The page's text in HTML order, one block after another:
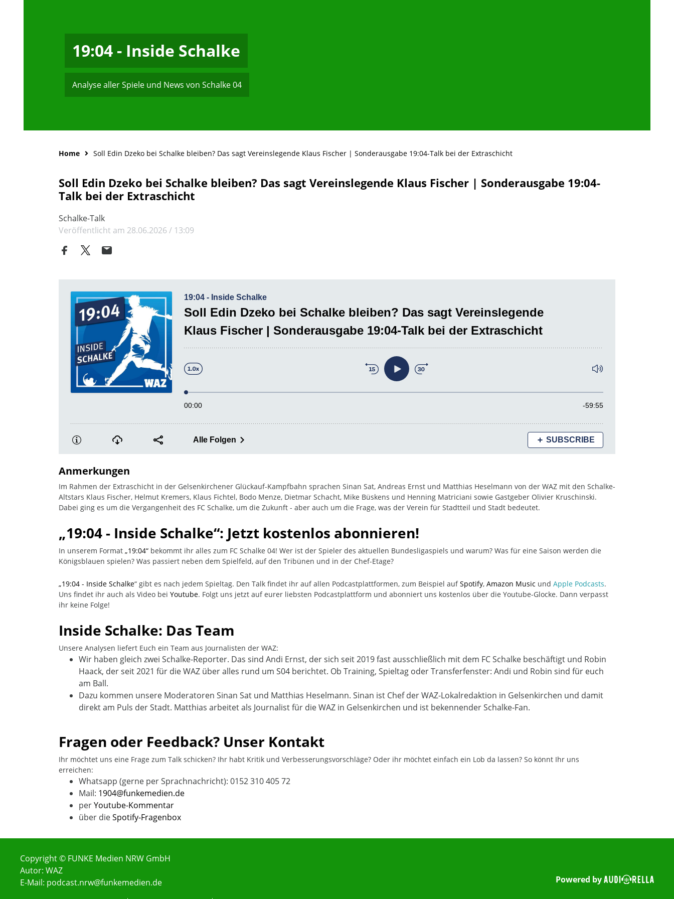
19:04 - Inside Schalke
Analyse aller Spiele und News von Schalke 04
Home Soll Edin Dzeko bei Schalke bleiben? Das sagt Vereinslegende Klaus Fischer | Sonderausgabe 19:04-Talk bei der Extraschicht
Soll Edin Dzeko bei Schalke bleiben? Das sagt Vereinslegende Klaus Fischer | Sonderausgabe 19:04-
Talk bei der Extraschicht
Schalke-Talk
Veröffentlicht am 28.06.2026 / 13:09
Anmerkungen
Im Rahmen der Extraschicht in der Gelsenkirchener Glückauf-Kampfbahn sprachen Sinan Sat, Andreas Ernst und Matthias Heselmann von der WAZ mit den Schalke-
Altstars Klaus Fischer, Helmut Kremers, Klaus Fichtel, Bodo Menze, Dietmar Schacht, Mike Büskens und Henning Matriciani sowie Gastgeber Olivier Kruschinski.
Dabei ging es um die Vergangenheit des FC Schalke, um die Zukunft - aber auch um die Frage, was der Verein für Stadtteil und Stadt bedeutet.
„19:04 - Inside Schalke“: Jetzt kostenlos abonnieren!
In unserem Format „19:04“ bekommt ihr alles zum FC Schalke 04! Wer ist der Spieler des aktuellen Bundesligaspiels und warum? Was für eine Saison werden die
Königsblauen spielen? Was passiert neben dem Spielfeld, auf den Tribünen und in der Chef-Etage?
„19:04 - Inside Schalke“ gibt es nach jedem Spieltag. Den Talk findet ihr auf allen Podcastplattformen, zum Beispiel aufSpotify, Amazon Music und Apple Podcasts.
Uns findet ihr auch als Video bei Youtube. Folgt uns jetzt auf eurer liebsten Podcastplattform und abonniert uns kostenlos über die Youtube-Glocke. Dann verpasst
ihr keine Folge!
Inside Schalke: Das Team
Unsere Analysen liefert Euch ein Team aus Journalisten der WAZ:
Wir haben gleich zwei Schalke-Reporter. Das sind Andi Ernst, der sich seit 2019 fast ausschließlich mit dem FC Schalke beschäftigt und Robin
Haack, der seit 2021 für die WAZ über alles rund um S04 berichtet. Ob Training, Spieltag oder Transferfenster: Andi und Robin sind für euch
am Ball.
Dazu kommen unsere Moderatoren Sinan Sat und Matthias Heselmann. Sinan ist Chef der WAZ-Lokalredaktion in Gelsenkirchen und damit
direkt am Puls der Stadt. Matthias arbeitet als Journalist für die WAZ in Gelsenkirchen und ist bekennender Schalke-Fan.
Fragen oder Feedback? Unser Kontakt
Ihr möchtet uns eine Frage zum Talk schicken? Ihr habt Kritik und Verbesserungsvorschläge? Oder ihr möchtet einfach ein Lob da lassen? So könnt Ihr uns
erreichen:
Whatsapp (gerne per Sprachnachricht): 0152 310 405 72
Mail: 1904@funkemedien.de
perYoutube-Kommentar
über dieSpotify-Fragenbox
Copyright © FUNKE Medien NRW GmbH
Autor: WAZ
E-Mail: podcast.nrw@funkemedien.de
Powered by